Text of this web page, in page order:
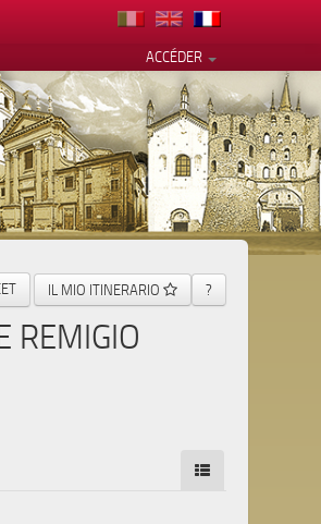
ACCÉDER
IL MIO ITINERARIO ?
REMIGIO